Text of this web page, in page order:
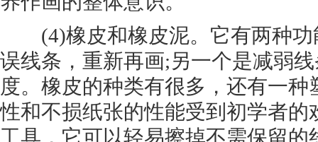
(4)橡皮和橡皮泥。它有两种功
误线条，重新再画;另一个是减弱
度。橡皮的种类有很多，还有一
性和不损纸张的性能受到初学者的
工具，它可以轻易擦掉不需保留的